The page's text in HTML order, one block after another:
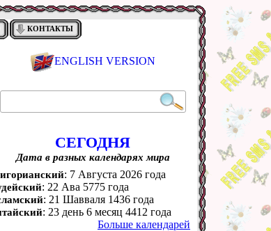
КОНТАКТЫ
ENGLISH VERSION
СЕГОДНЯ
Дата в разных календарях мира
: 7 Августа 2026 года
: 22 Ава 5775 года
: 21 Шавваля 1436 года
: 23 день 6 месяц 4412 года
Больше календарей